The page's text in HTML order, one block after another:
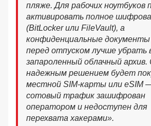
пляже. Для рабочих ноутбуков
активировать полное
(BitLocker или FileVault), а
конфиденциальные
перед отпуском лучше убрать
запароленный облачный
надежным решением будет
местной SIM-карты или eSIM
сотовый трафик зашифрован
оператором и недоступен для
перехвата хакерами».